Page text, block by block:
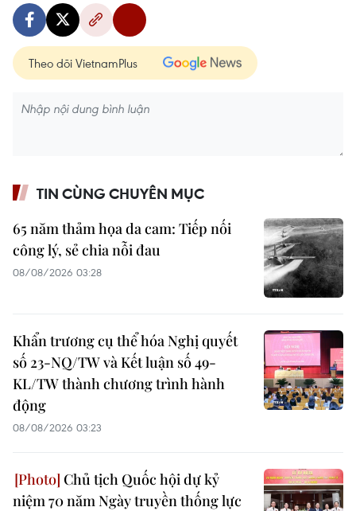
Theo dõi VietnamPlus
TIN CÙNG CHUYÊN MỤC
65 năm thảm họa da cam: Tiếp nối
công lý, sẻ chia nỗi đau
08/08/2026 03:28
Khẩn trương cụ thể hóa Nghị quyết
số 23-NQ/TW và Kết luận số 49-
KL/TW thành chương trình hành
động
08/08/2026 03:23
Chủ tịch Quốc hội dự kỷ
niệm 70 năm Ngày truyền thống lực